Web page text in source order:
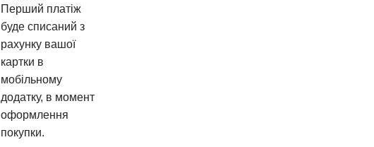
Перший платіж
буде списаний з
рахунку вашої
картки в
мобільному
додатку, в момент
оформлення
покупки.